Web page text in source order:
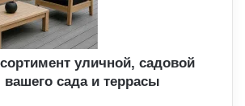
уличной, садовой
сада и террасы